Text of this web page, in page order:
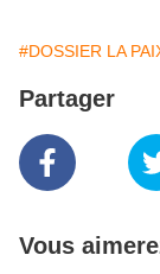
#DOSSIER LA
Partager
Vous